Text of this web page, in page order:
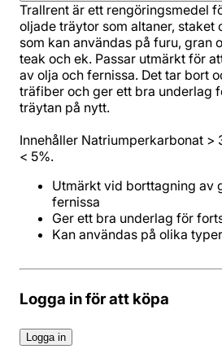
Trallrent är ett rengöringsmedel
oljade träytor som altaner,
som kan användas på furu, gran
teak och ek. Passar utmärkt för
av olja och fernissa. Det tar bort
träfiber och ger ett bra underlag
träytan på nytt.
Innehåller Natriumperkarbonat >
< 5%.
Utmärkt vid borttagning av
fernissa
Ger ett bra underlag för
Kan användas på olika
Logga in för att köpa
Logga in